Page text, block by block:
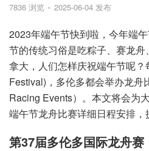
7836 浏览 2025-06-04 发布
2023年端午节快到啦，今年端
节的传统习俗是吃粽子、赛龙
拿大，人们怎样庆祝端午节呢
Festival)，多伦多都会举办龙舟
Racing Events）。本文将会为
端午节龙舟比赛详细日程安排
第37届多伦多国际龙舟赛